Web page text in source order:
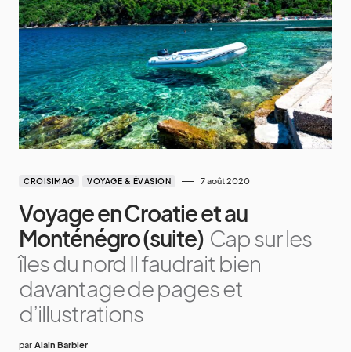
CROISIMAG VOYAGE & ÉVASION 7 août 2020
Voyage en Croatie et au
Monténégro (suite) Cap sur les
îles du nord Il faudrait bien
davantage de pages et
d’illustrations
par Alain Barbier